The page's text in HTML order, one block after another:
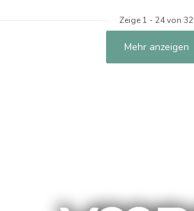
Zeige 1 - 24von 32
Mehr anzeigen